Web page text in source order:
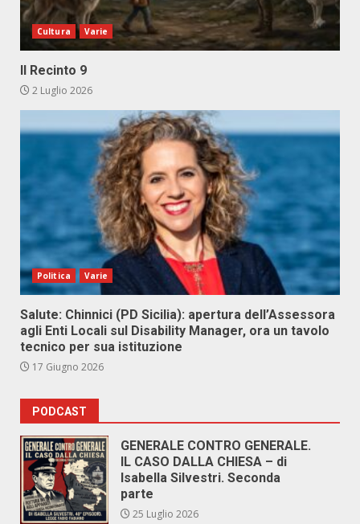
Cultura Varie
Il Recinto 9
2 Luglio 2026
Politica Varie
Salute: Chinnici (PD Sicilia): apertura dell’Assessora
agli Enti Locali sul Disability Manager, ora un tavolo
tecnico per sua istituzione
17 Giugno 2026
PODCAST
GENERALE CONTRO GENERALE.
IL CASO DALLA CHIESA – di
Isabella Silvestri. Seconda
parte
25 Luglio 2026